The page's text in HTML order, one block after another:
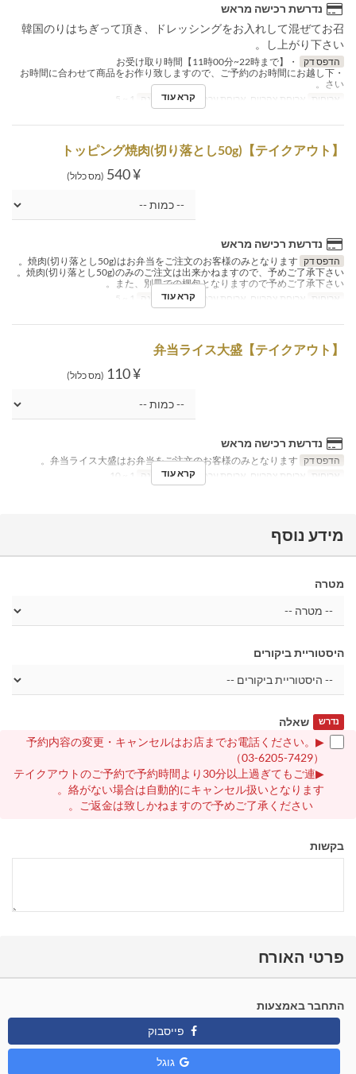
נדרשת רכישה מראש
韓国のりはちぎって頂き、ドレッシングをお入れして混ぜてお召
し上がり下さい。
הדפס דק
・お受け取り時間【11時00分~22時まで】
・お時間に合わせて商品をお作り致しますので、ご予約のお時間にお越し下
さい。
ארוחות ארוחת צהריים, ארוחת ערב מגבלת הזמנה
קרא עוד
【テイクアウト】トッピング焼肉(切り落とし50g)
¥ 540 (מס כלול)
נדרשת רכישה מראש
הדפס דק
焼肉(切り落とし50g)のみのご注文は出来かねますので、予めご了承下さい。
また、別皿での梱包となりますので予めご了承下さい。
ארוחות ארוחת צהריים, ארוחת ערב מגבלת הזמנה
קרא עוד
【テイクアウト】弁当ライス大盛
¥ 110 (מס כלול)
נדרשת רכישה מראש
הדפס דק
ארוחות ארוחת צהריים, ארוחת ערב מגבלת הזמנה
קרא עוד
מידע נוסף
מטרה
היסטוריית ביקורים
שאלה נדרש
▶予約内容の変更・キャンセルはお店までお電話ください。
（03-6205-7429）
▶テイクアウトのご予約で予約時間より30分以上過ぎてもご連
絡がない場合は自動的にキャンセル扱いとなります。
בקשות
פרטי האורח
התחבר באמצעות
פייסבוק
גוגל